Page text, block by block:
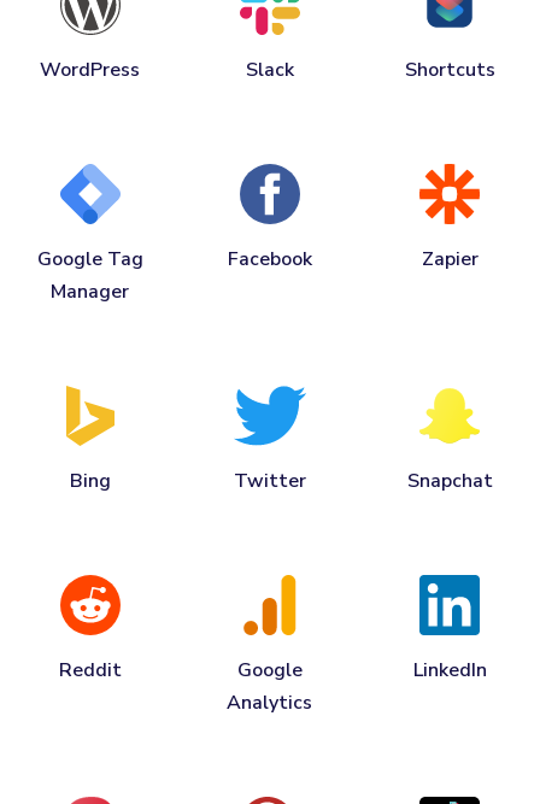
WordPress Slack Shortcuts
Google Tag
Manager
Facebook Zapier
Bing Twitter Snapchat
Reddit
Google
Analytics
LinkedIn